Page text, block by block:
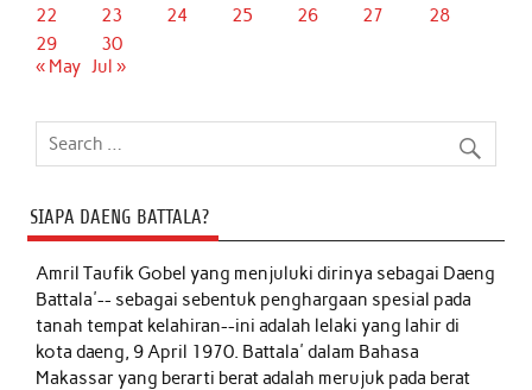
22
23 24 25 26 27
28
29
30
« May Jul »
SIAPA DAENG BATTALA?
Amril Taufik Gobelyang menjuluki dirinya sebagai Daeng
Battala'-- sebagai sebentuk penghargaan spesial pada
tanah tempat kelahiran--ini adalah lelaki yang lahir di
kota daeng, 9 April 1970. Battala' dalam Bahasa
Makassar yang berarti berat adalah merujuk pada berat